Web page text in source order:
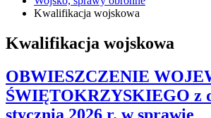
Kwalifikacja wojskowa
Kwalifikacja wojskowa
OBWIESZCZENIE
ŚWIĘTOKRZYSKIEGO z